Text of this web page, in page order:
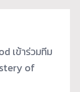
เข้าร่วมทีม
of